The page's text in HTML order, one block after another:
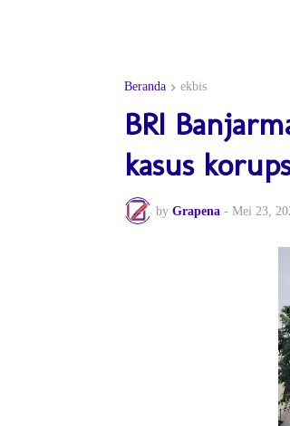
Beranda ekbis
BRI
kasus
by Grapena - Mei 23,